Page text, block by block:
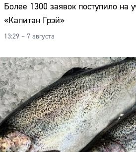
Более 1300 заявок поступило на
«Капитан Грэй»
13:29 – 7 августа